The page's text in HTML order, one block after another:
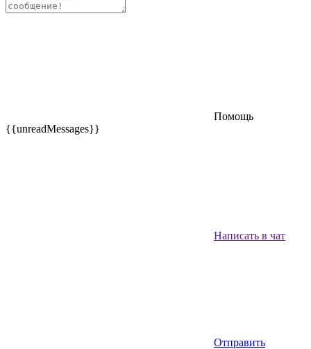
Помощь
{{unreadMessages}}
Написать в чат
Отправить